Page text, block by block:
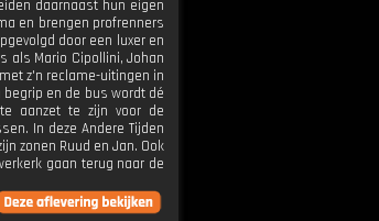
daarnaast hun eigen
en brengen profrenners
door een luxer en
als Mario Cipollini, Johan
z'n reclame-uitingen in
en de bus wordt dé
aanzet te zijn voor de
In deze Andere Tijden
zonen Ruud en Jan. Ook
gaan terug naar de